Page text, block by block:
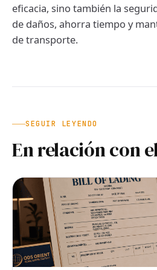
eficacia, sino también la
de daños, ahorra tiempo y
de transporte.
SEGUIR LEYENDO
En relación con